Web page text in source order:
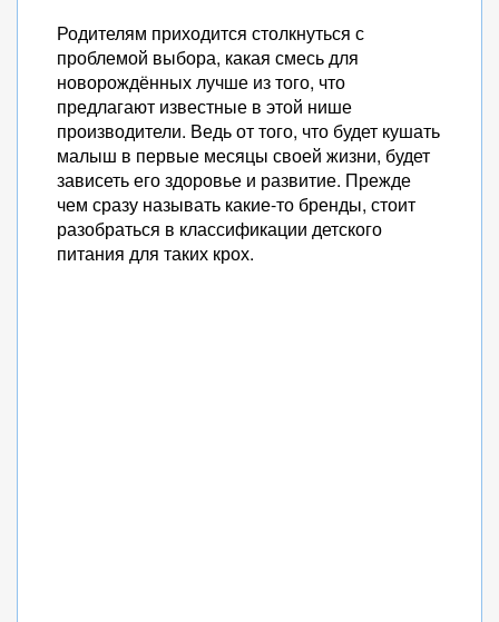
Родителям приходится столкнуться с
проблемой выбора, какая смесь для
новорождённых лучше из того, что
предлагают известные в этой нише
производители. Ведь от того, что будет кушать
малыш в первые месяцы своей жизни, будет
зависеть его здоровье и развитие. Прежде
чем сразу называть какие-то бренды, стоит
разобраться в классификации детского
питания для таких крох.